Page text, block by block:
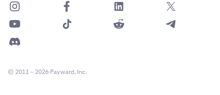
© 2011 – 2026 Payward, Inc.